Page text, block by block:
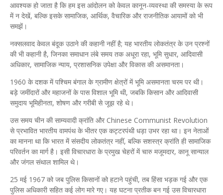
आवश्यक हो जाता है कि हम इस आंदोलन को केवल कानून-व्यवस्था की समस्या के रूप
में न देखें, बल्कि इसके सामाजिक, आर्थिक, वैचारिक और राजनीतिक आयामों को भी
समझें।
नक्सलवाद केवल बंदूक उठाने की कहानी नहीं है; यह भारतीय लोकतंत्र के उन प्रश्नों
की भी कहानी है, जिनका समाधान लंबे समय तक अधूरा रहा, भूमि सुधार, आदिवासी
अधिकार, सामाजिक न्याय, प्रशासनिक उपेक्षा और विकास की असमानता।
1960 के दशक में पश्चिम बंगाल के ग्रामीण क्षेत्रों में भूमि असमानता चरम पर थी।
बड़े जमींदारों और महाजनों के पास विशाल भूमि थी, जबकि किसान और आदिवासी
समुदाय भूमिहीनता, शोषण और गरीबी से जूझ रहे थे।
उस समय चीन की साम्यवादी क्रांति और Chinese Communist Revolution
से प्रभावित भारतीय वामपंथ के भीतर एक कट्टरपंथी धड़ा उभर रहा था। इन नेताओं
का मानना था कि भारत में संसदीय लोकतंत्र नहीं, बल्कि सशस्त्र क्रांति ही सामाजिक
परिवर्तन का मार्ग है। इसी विचारधारा के प्रमुख चेहरों में चारु मजूमदार, कानू सान्याल
और जंगल संथाल शामिल थे।
25 मई 1967 को जब पुलिस किसानों को हटाने पहुंची, तब हिंसा भड़क गई और एक
पुलिस अधिकारी सहित कई लोग मारे गए। यह घटना प्रतीक बन गई उस विचारधारा